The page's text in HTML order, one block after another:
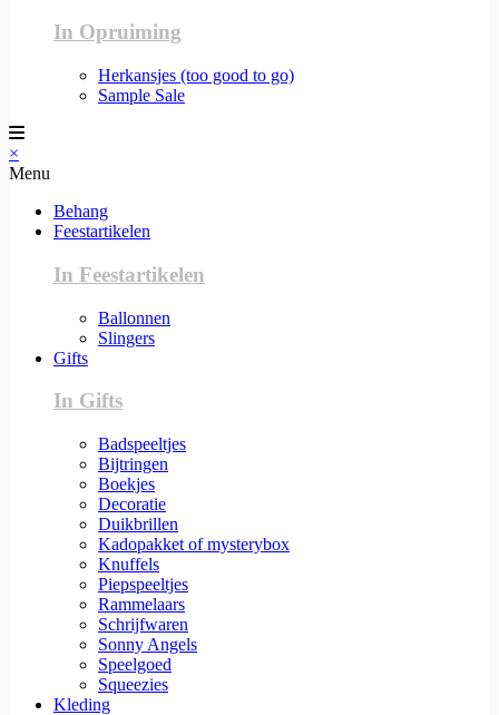
In Opruiming
Herkansjes (too good to go)
Sample Sale
×
Menu
Behang
Feestartikelen
In Feestartikelen
Ballonnen
Slingers
Gifts
In Gifts
Badspeeltjes
Bijtringen
Boekjes
Decoratie
Duikbrillen
Kadopakket of mysterybox
Knuffels
Piepspeeltjes
Rammelaars
Schrijfwaren
Sonny Angels
Speelgoed
Squeezies
Kleding